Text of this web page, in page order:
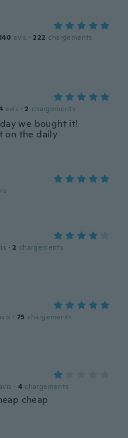
avis · 222 chargements
avis · 2 chargements
we bought it!
on the daily
· 2 chargements
· 75 chargements
avis · 4 chargements
cheap